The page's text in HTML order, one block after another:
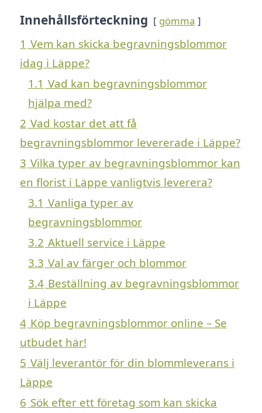
Innehållsförteckning gömma
1 Vem kan skicka begravningsblommor
idag i Läppe?
1.1 Vad kan begravningsblommor
hjälpa med?
2 Vad kostar det att få
begravningsblommor levererade i Läppe?
3 Vilka typer av begravningsblommor kan
en florist i Läppe vanligtvis leverera?
3.1 Vanliga typer av
begravningsblommor
3.2 Aktuell service i Läppe
3.3 Val av färger och blommor
3.4 Beställning av begravningsblommor
i Läppe
4 Köp begravningsblommor online – Se
utbudet här!
5 Välj leverantör för din blommleverans i
Läppe
6 Sök efter ett företag som kan skicka